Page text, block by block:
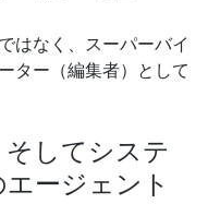
はなく、スーパーバイ
ター（編集者）として
してシステ
ージェント